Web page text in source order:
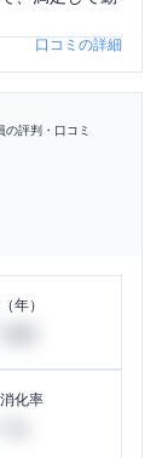
口コミの詳細
の評判・口コミ
年）
化率